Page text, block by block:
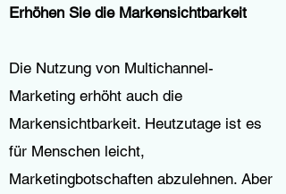
Erhöhen Sie die Markensichtbarkeit
Die Nutzung von Multichannel-
Marketing erhöht auch die
Markensichtbarkeit. Heutzutage ist es
für Menschen leicht,
Marketingbotschaften abzulehnen. Aber